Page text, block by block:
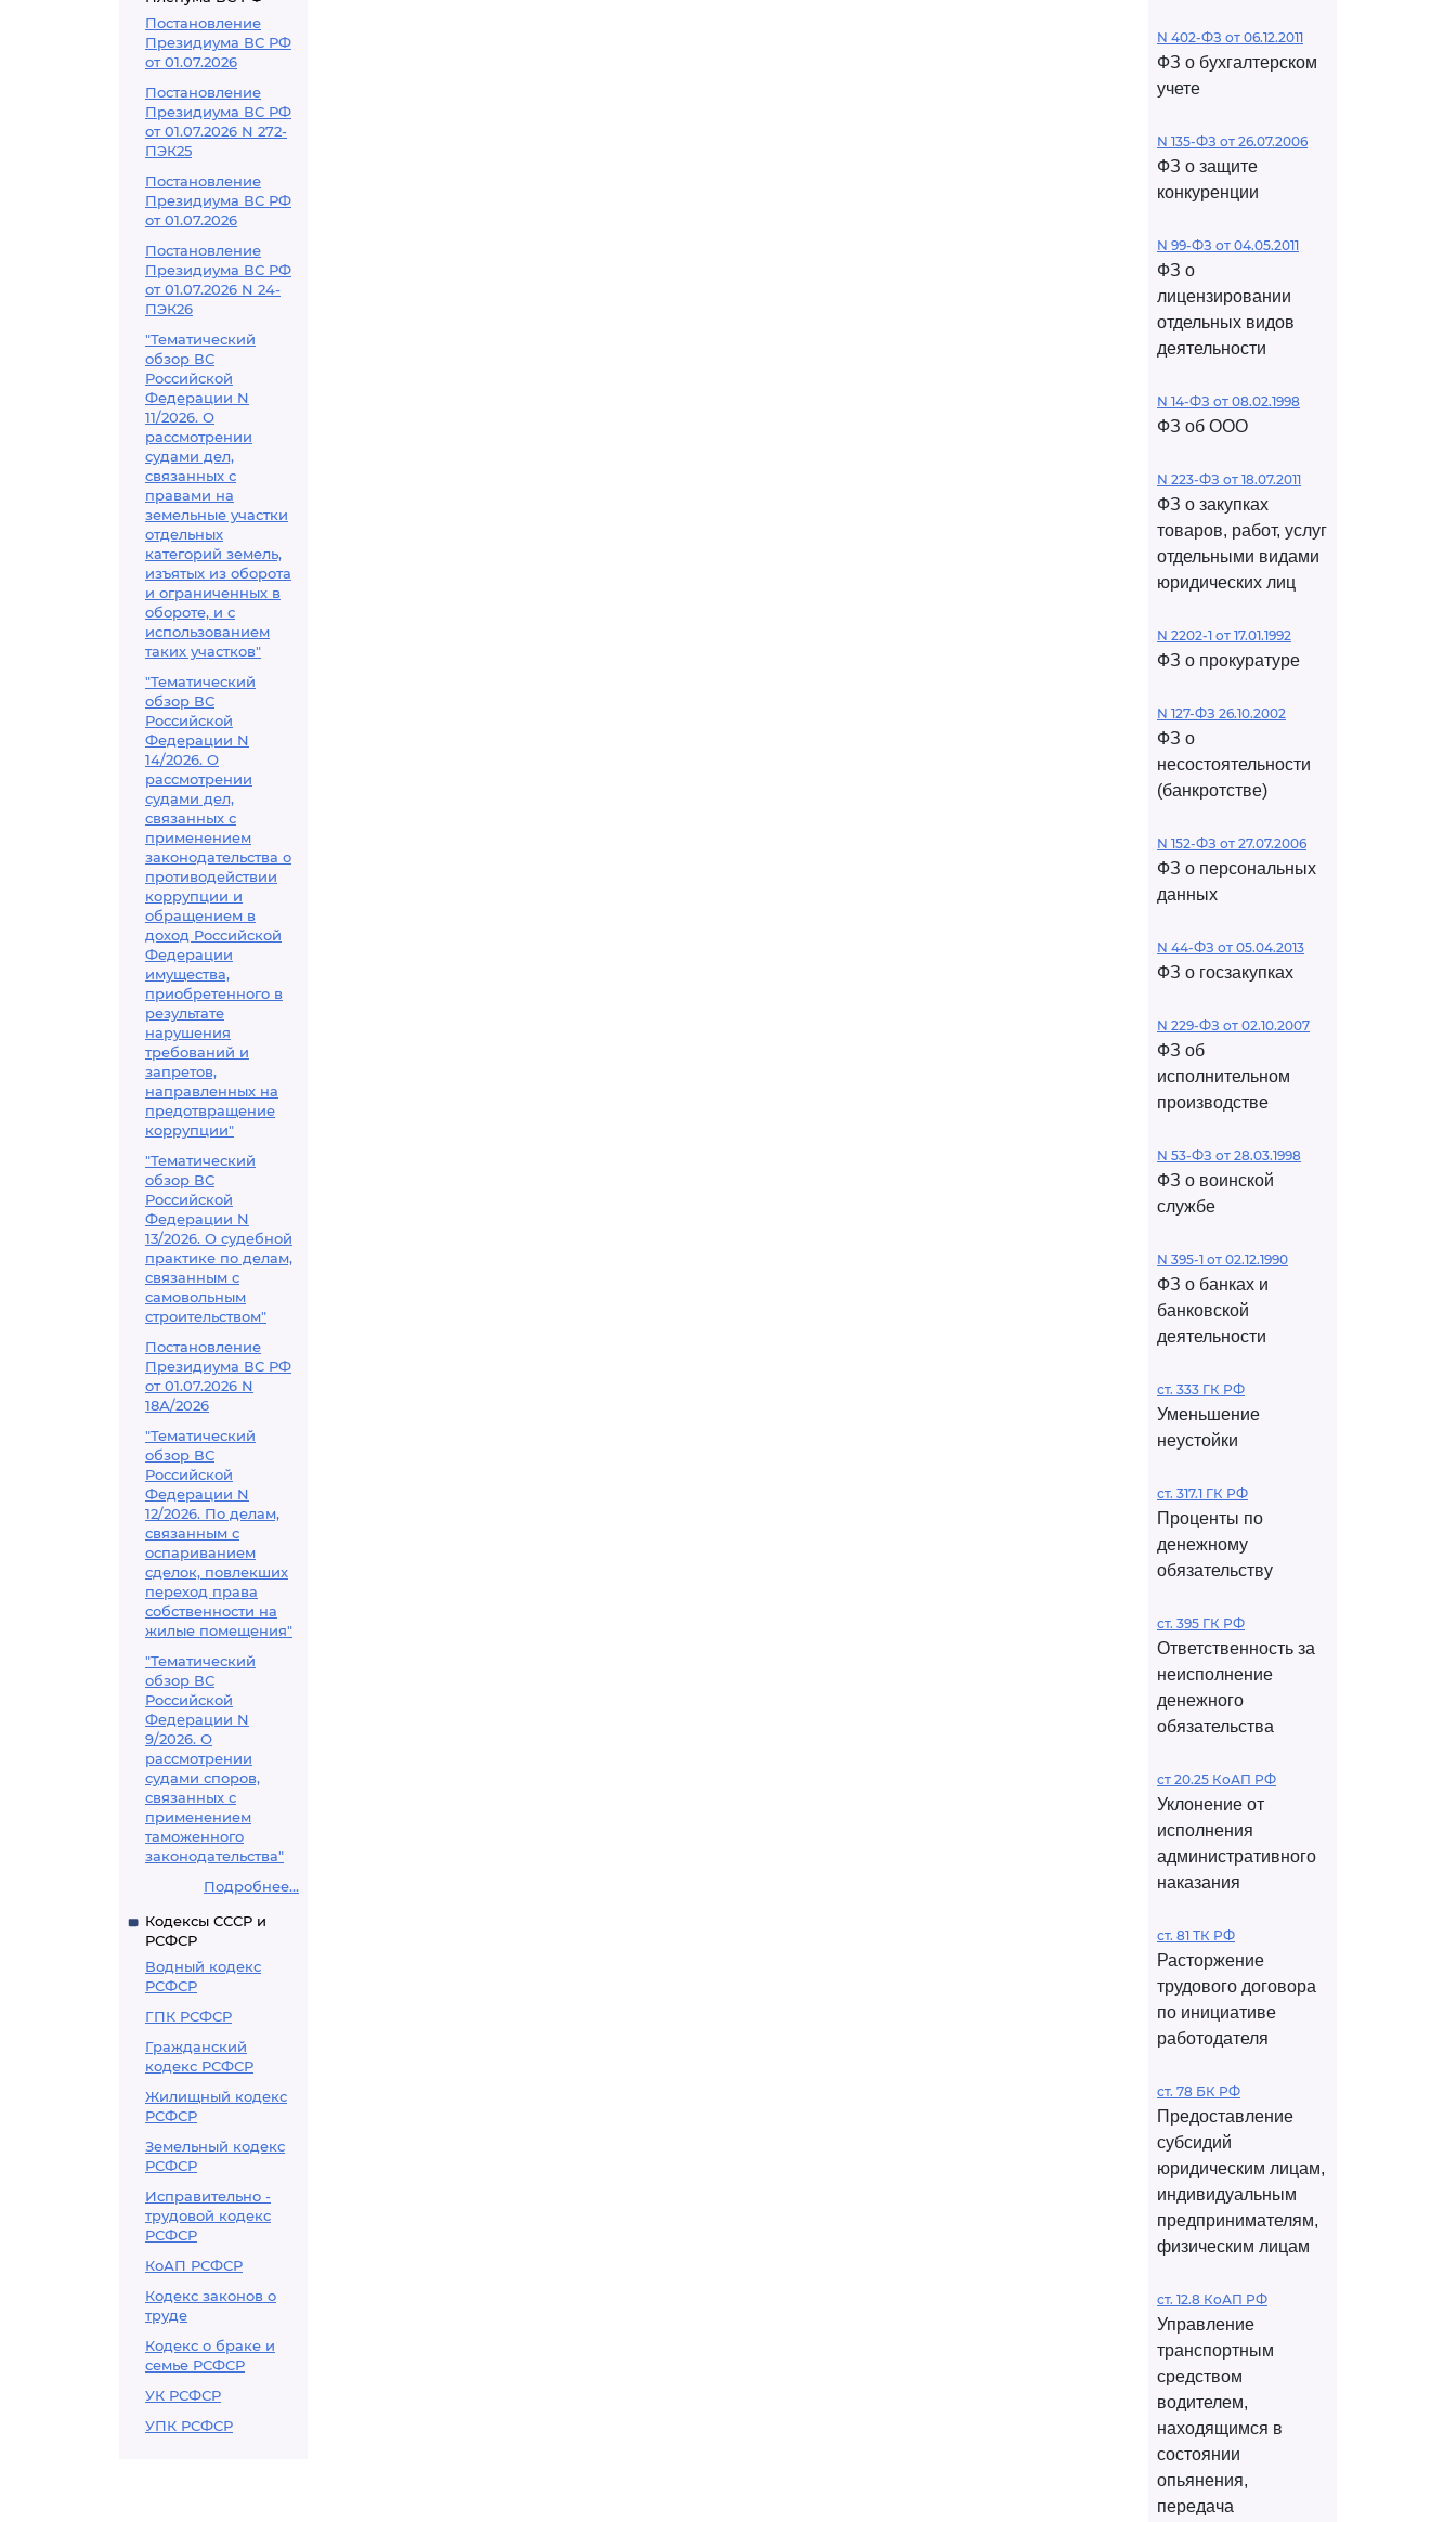
Постановление
Президиума ВС РФ
от 01.07.2026
Постановление
Президиума ВС РФ
от 01.07.2026 N 272-
ПЭК25
Постановление
Президиума ВС РФ
от 01.07.2026
Постановление
Президиума ВС РФ
от 01.07.2026 N 24-
ПЭК26
"Тематический
обзор ВС
Российской
Федерации N
11/2026. О
рассмотрении
судами дел,
связанных с
правами на
земельные участки
отдельных
категорий земель,
изъятых из оборота
и ограниченных в
обороте, и с
использованием
таких участков"
"Тематический
обзор ВС
Российской
Федерации N
14/2026. О
рассмотрении
судами дел,
связанных с
применением
законодательства о
противодействии
коррупции и
обращением в
доход Российской
Федерации
имущества,
приобретенного в
результате
нарушения
требований и
запретов,
направленных на
предотвращение
коррупции"
"Тематический
обзор ВС
Российской
Федерации N
13/2026. О судебной
практике по делам,
связанным с
самовольным
строительством"
Постановление
Президиума ВС РФ
от 01.07.2026 N
18А/2026
"Тематический
обзор ВС
Российской
Федерации N
12/2026. По делам,
связанным с
оспариванием
сделок, повлекших
переход права
собственности на
жилые помещения"
"Тематический
обзор ВС
Российской
Федерации N
9/2026. О
рассмотрении
судами споров,
связанных с
применением
таможенного
законодательства"
Подробнее...
Кодексы СССР и
РСФСР
Водный кодекс
РСФСР
ГПК РСФСР
Гражданский
кодекс РСФСР
Жилищный кодекс
РСФСР
Земельный кодекс
РСФСР
Исправительно -
трудовой кодекс
РСФСР
КоАП РСФСР
Кодекс законов о
труде
Кодекс о браке и
семье РСФСР
УК РСФСР
УПК РСФСР
N 402-ФЗ от 06.12.2011
ФЗ о бухгалтерском
учете
N 135-ФЗ от 26.07.2006
ФЗ о защите
конкуренции
N 99-ФЗ от 04.05.2011
ФЗ о
лицензировании
отдельных видов
деятельности
N 14-ФЗ от 08.02.1998
ФЗ об ООО
N 223-ФЗ от 18.07.2011
ФЗ о закупках
товаров, работ, услуг
отдельными видами
юридических лиц
N 2202-1 от 17.01.1992
ФЗ о прокуратуре
N 127-ФЗ 26.10.2002
ФЗ о
несостоятельности
(банкротстве)
N 152-ФЗ от 27.07.2006
ФЗ о персональных
данных
N 44-ФЗ от 05.04.2013
ФЗ о госзакупках
N 229-ФЗ от 02.10.2007
ФЗ об
исполнительном
производстве
N 53-ФЗ от 28.03.1998
ФЗ о воинской
службе
N 395-1 от 02.12.1990
ФЗ о банках и
банковской
деятельности
ст. 333 ГК РФ
Уменьшение
неустойки
ст. 317.1 ГК РФ
Проценты по
денежному
обязательству
ст. 395 ГК РФ
Ответственность за
неисполнение
денежного
обязательства
ст 20.25 КоАП РФ
Уклонение от
исполнения
административного
наказания
ст. 81 ТК РФ
Расторжение
трудового договора
по инициативе
работодателя
ст. 78 БК РФ
Предоставление
субсидий
юридическим лицам,
индивидуальным
предпринимателям,
физическим лицам
ст. 12.8 КоАП РФ
Управление
транспортным
средством
водителем,
находящимся в
состоянии
опьянения,
передача